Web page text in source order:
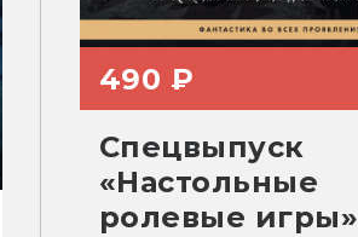
490 ₽
Спецвыпуск
«Настольные
ролевые игры»